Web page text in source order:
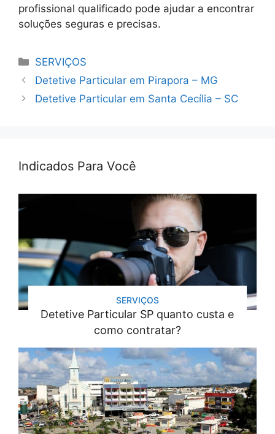
profissional qualificado pode ajudar a encontrar
soluções seguras e precisas.
Categorias
SERVIÇOS
Detetive Particular em Pirapora – MG
Detetive Particular em Santa Cecília – SC
Indicados Para Você
SERVIÇOS
Detetive Particular SP quanto custa e
como contratar?